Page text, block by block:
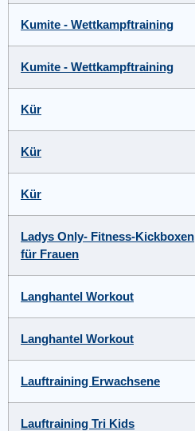
Kumite - Wettkampftraining
Kumite - Wettkampftraining
Kür
Kür
Kür
Ladys Only- Fitness-Kickboxen
für Frauen
Langhantel Workout
Langhantel Workout
Lauftraining Erwachsene
Lauftraining Tri Kids